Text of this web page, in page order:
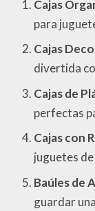
Cajas
para
Cajas
divertida
Cajas de
perfectas
Cajas con
juguetes
Baúles de
guardar